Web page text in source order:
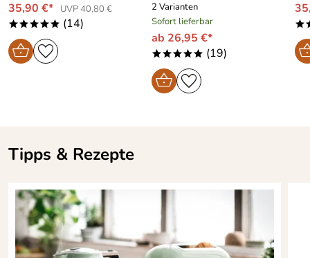
35,90 €* UVP 40,80 €
***** (14)
2 Varianten
Sofort lieferbar
ab 26,95 €*
***** (19)
Tipps & Rezepte